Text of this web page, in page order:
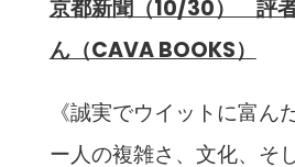
京都新聞（10/30） 評
ん（CAVA BOOKS）
《誠実でウイットに富ん
ー人の複雑さ、文化、そ